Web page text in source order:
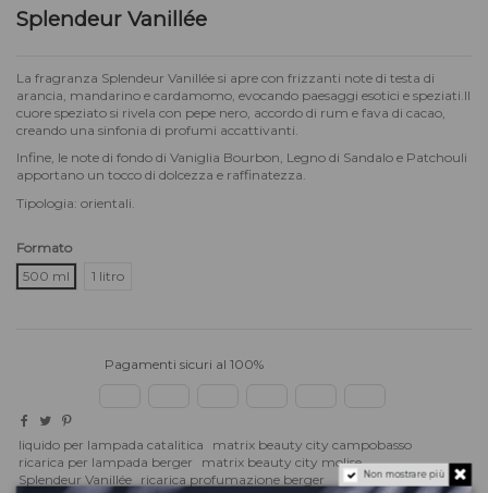
Splendeur Vanillée
La fragranza Splendeur Vanillée si apre con frizzanti note di testa di
arancia, mandarino e cardamomo, evocando paesaggi esotici e speziati.Il
cuore speziato si rivela con pepe nero, accordo di rum e fava di cacao,
creando una sinfonia di profumi accattivanti.
Infine, le note di fondo di Vaniglia Bourbon, Legno di Sandalo e Patchouli
apportano un tocco di dolcezza e raffinatezza.
Tipologia: orientali.
Formato
500 ml
1 litro
Pagamenti sicuri al 100%
liquido per lampada catalitica
matrix beauty city campobasso
ricarica per lampada berger
matrix beauty city molise
Splendeur Vanillée ricarica profumazione berger
Non mostrare più